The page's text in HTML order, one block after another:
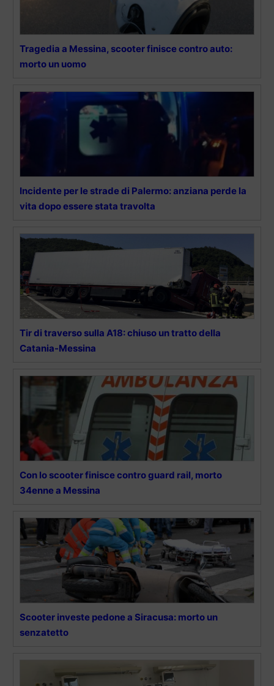
Tragedia a Messina, scooter finisce contro auto:
morto un uomo
Incidente per le strade di Palermo: anziana perde la
vita dopo essere stata travolta
Tir di traverso sulla A18: chiuso un tratto della
Catania-Messina
Con lo scooter finisce contro guard rail, morto
34enne a Messina
Scooter investe pedone a Siracusa: morto un
senzatetto